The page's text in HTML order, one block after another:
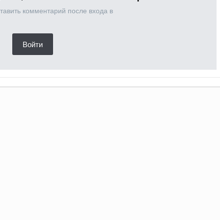
комментарий после входа в
Войти